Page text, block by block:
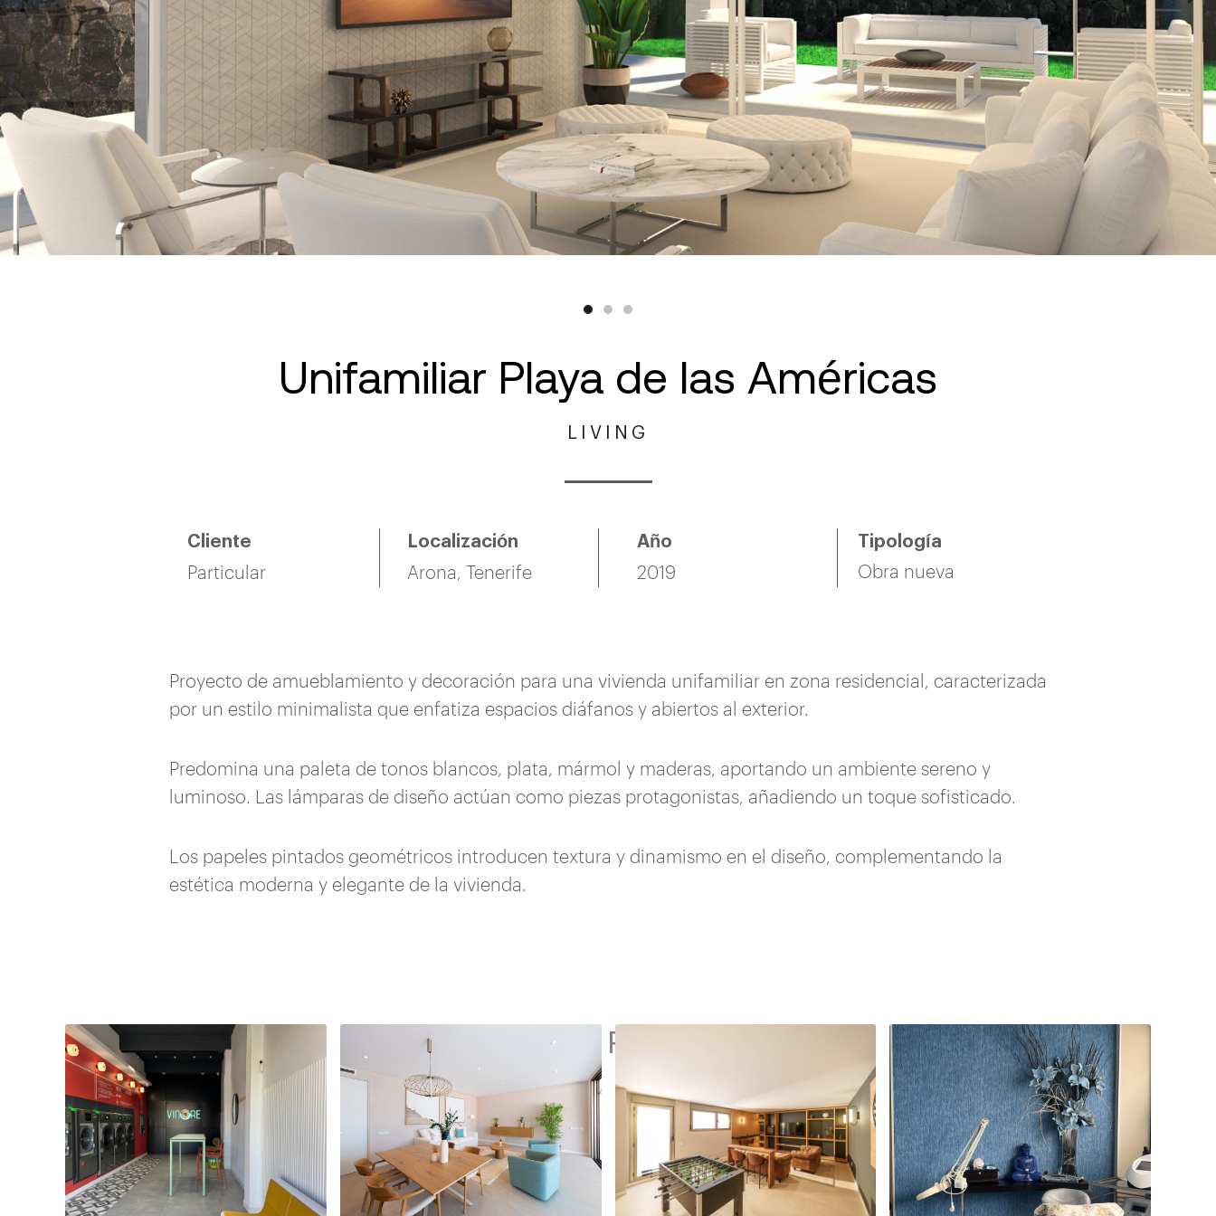
Unifamiliar Playa de las Américas
LIVING
Cliente
Particular
Localización
Arona, Tenerife
Año
2019
Tipología
Obra nueva
Proyecto de amueblamiento y decoración para una vivienda unifamiliar en zona residencial, caracterizada
por un estilo minimalista que enfatiza espacios diáfanos y abiertos al exterior.
Predomina una paleta de tonos blancos, plata, mármol y maderas, aportando un ambiente sereno y
luminoso. Las lámparas de diseño actúan como piezas protagonistas, añadiendo un toque sofisticado.
Los papeles pintados geométricos introducen textura y dinamismo en el diseño, complementando la
estética moderna y elegante de la vivienda.
Related Projetcs